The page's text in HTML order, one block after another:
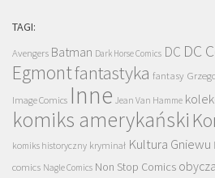
TAGI:
Avengers Batman Dark Horse Comics DC DC
Egmontfantastyka fantasy
Image Comics Inne Jean Van Hamme
komiks amerykański
komiks historyczny kryminał Kultura Gniewu
comics Nagle Comics Non Stop Comics